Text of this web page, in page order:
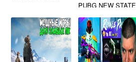
PUBG NEW STATE